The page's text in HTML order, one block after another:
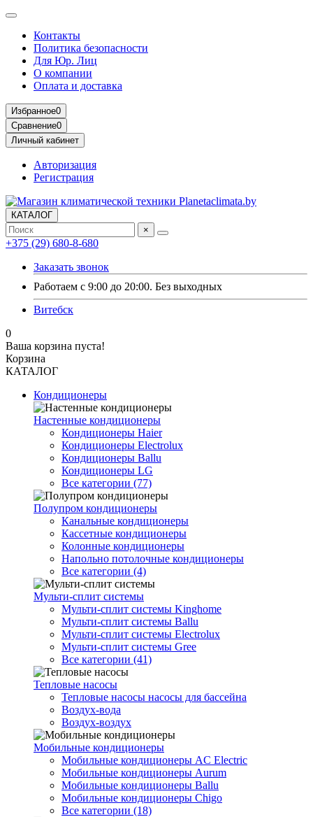
Контакты
Политика безопасности
Для Юр. Лиц
О компании
Оплата и доставка
Избранное0
Сравнение0
Личный кабинет
Авторизация
Регистрация
КАТАЛОГ
×
+375 (29) 680-8-680
Заказать звонок
Работаем с 9:00 до 20:00. Без выходных
Витебск
0
Ваша корзина пуста!
Корзина
КАТАЛОГ
Кондиционеры
Настенные кондиционеры
Кондиционеры Haier
Кондиционеры Electrolux
Кондиционеры Ballu
Кондиционеры LG
Все категории (77)
Полупром кондиционеры
Канальные кондиционеры
Кассетные кондиционеры
Колонные кондиционеры
Напольно потолочные кондиционеры
Все категории (4)
Мульти-сплит системы
Мульти-сплит системы Kinghome
Мульти-сплит системы Ballu
Мульти-сплит системы Electrolux
Мульти-сплит системы Gree
Все категории (41)
Тепловые насосы
Тепловые насосы насосы для бассейна
Воздух-вода
Воздух-воздух
Мобильные кондиционеры
Мобильные кондиционеры AC Electric
Мобильные кондиционеры Aurum
Мобильные кондиционеры Ballu
Мобильные кондиционеры Chigo
Все категории (18)